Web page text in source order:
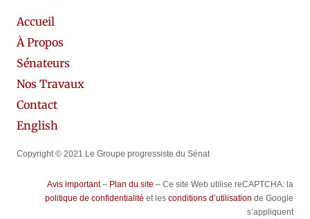
Accueil
À Propos
Sénateurs
Nos Travaux
Contact
English
Copyright © 2021 Le Groupe progressiste du Sénat
Avis important– Plan du site – Ce site Web utilise reCAPTCHA: la
politique de confidentialité et les conditions d’utilisation de Google
s’appliquent